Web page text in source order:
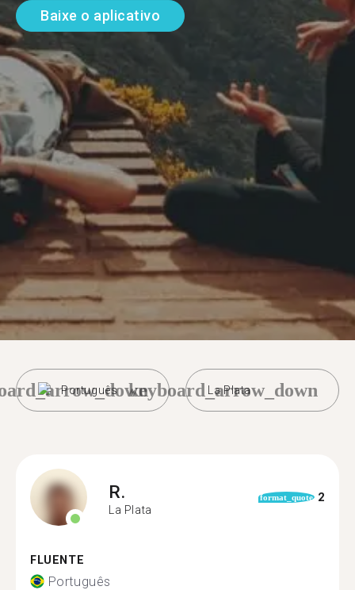
Baixe o aplicativo
Português La Plata
keyboard_arrow_down
R.
La Plata
format_quote 2
FLUENTE
Português